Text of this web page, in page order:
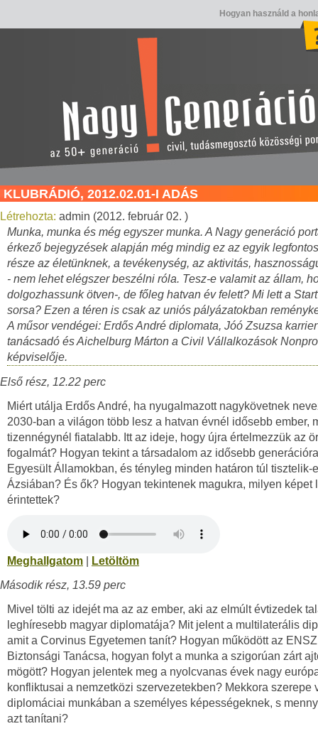
Hogyan használd a
KLUBRÁDIÓ, 2012.02.01-I ADÁS
Létrehozta: admin (2012. február 02. )
Munka, munka és még egyszer munka. A Nagy generáció
érkező bejegyzések alapján még mindig ez az egyik
része az életünknek, a tevékenység, az aktivitás,
- nem lehet elégszer beszélni róla. Tesz-e valamit az állam,
dolgozhassunk ötven-, de főleg hatvan év felett? Mi lett a
sorsa? Ezen a téren is csak az uniós pályázatokban
A műsor vendégei: Erdős André diplomata, Jóó Zsuzsa
tanácsadó és Aichelburg Márton a Civil Vállalkozások
képviselője.
Első rész, 12.22 perc
Miért utálja Erdős André, ha nyugalmazott nagykövetnek
2030-ban a világon több lesz a hatvan évnél idősebb ember,
tizennégynél fiatalabb. Itt az ideje, hogy újra értelmezzük az
fogalmát? Hogyan tekint a társadalom az idősebb
Egyesült Államokban, és tényleg minden határon túl tisztelik-
Ázsiában? És ők? Hogyan tekintenek magukra, milyen képet
érintettek?
Meghallgatom
Letöltöm
Második rész, 13.59 perc
Mivel tölti az idejét ma az az ember, aki az elmúlt évtizedek
leghíresebb magyar diplomatája? Mit jelent a multilaterális
amit a Corvinus Egyetemen tanít? Hogyan működött az ENSZ
Biztonsági Tanácsa, hogyan folyt a munka a szigorúan zárt
mögött? Hogyan jelentek meg a nyolcvanas évek nagy
konfliktusai a nemzetközi szervezetekben? Mekkora szerepe
diplomáciai munkában a személyes képességeknek, s
azt tanítani?